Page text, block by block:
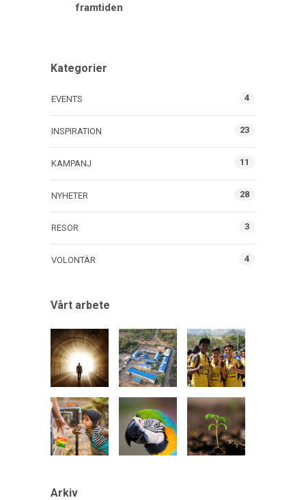
framtiden
Kategorier
EVENTS 4
INSPIRATION 23
KAMPANJ 11
NYHETER 28
RESOR 3
VOLONTÄR 4
Vårt arbete
Arkiv